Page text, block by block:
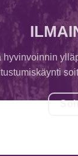
hyvinvoinnin